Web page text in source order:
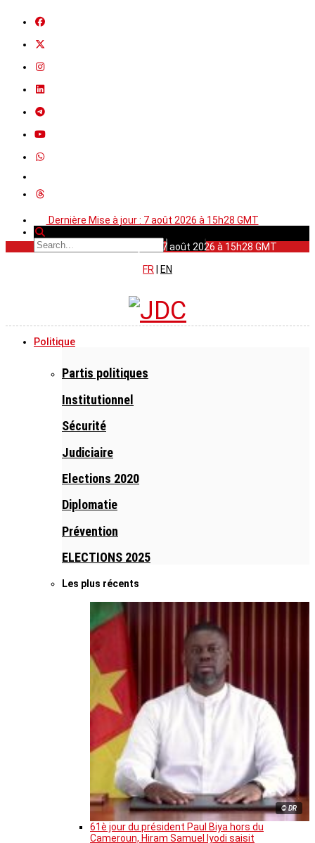
Dernière Mise à jour : 7 août 2026 à 15h28 GMT
Dernière Mise à jour : 7 août 2026 à 15h28 GMT
FR
EN
Politique
Partis politiques
Institutionnel
Sécurité
Judiciaire
Elections 2020
Diplomatie
Prévention
ELECTIONS 2025
Les plus récents
© DR
61è jour du président Paul Biya hors du
Cameroun, Hiram Samuel Iyodi saisit